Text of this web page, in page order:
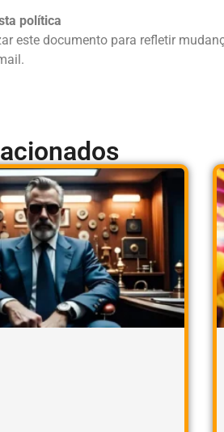
política
este documento para refletir